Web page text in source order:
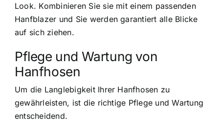
Look. Kombinieren Sie sie mit einem passenden
Hanfblazer und Sie werden garantiert alle Blicke
auf sich ziehen.
Pflege und Wartung von
Hanfhosen
Um die Langlebigkeit Ihrer Hanfhosen zu
gewährleisten, ist die richtige Pflege und Wartung
entscheidend.